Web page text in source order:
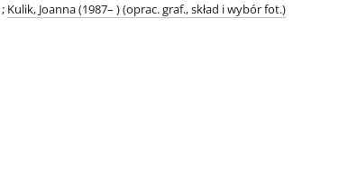
; Kulik, Joanna (1987– ) (oprac. graf., skład i wybór fot.)